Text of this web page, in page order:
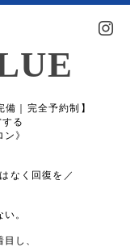
備｜完全予約制】
る
》
なく回復を／
。
し、